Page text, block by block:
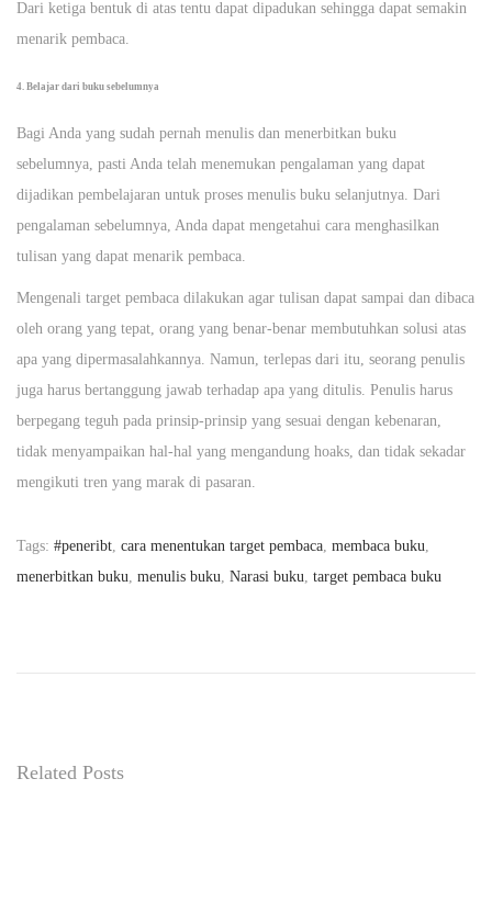
Dari ketiga bentuk di atas tentu dapat dipadukan sehingga dapat semakin
menarik pembaca.
4. Belajar dari buku sebelumnya
Bagi Anda yang sudah pernah menulis dan menerbitkan buku
sebelumnya, pasti Anda telah menemukan pengalaman yang dapat
dijadikan pembelajaran untuk proses menulis buku selanjutnya. Dari
pengalaman sebelumnya, Anda dapat mengetahui cara menghasilkan
tulisan yang dapat menarik pembaca.
Mengenali target pembaca dilakukan agar tulisan dapat sampai dan dibaca
oleh orang yang tepat, orang yang benar-benar membutuhkan solusi atas
apa yang dipermasalahkannya. Namun, terlepas dari itu, seorang penulis
juga harus bertanggung jawab terhadap apa yang ditulis. Penulis harus
berpegang teguh pada prinsip-prinsip yang sesuai dengan kebenaran,
tidak menyampaikan hal-hal yang mengandung hoaks, dan tidak sekadar
mengikuti tren yang marak di pasaran.
Tags: #peneribt, cara menentukan target pembaca, membaca buku,
menerbitkan buku, menulis buku, Narasi buku, target pembaca buku
Related Posts